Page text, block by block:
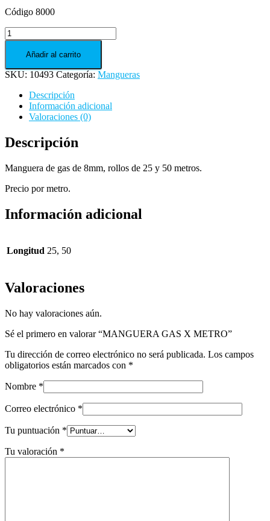
Código 8000
MANGUERA
GAS
cantidad
Añadir al carrito
SKU: 10493 Categoría: Mangueras
Descripción
Información adicional
Valoraciones (0)
Descripción
Manguera de gas de 8mm, rollos de 25 y 50 metros.
Precio por metro.
Información adicional
Longitud 25, 50
Valoraciones
No hay valoraciones aún.
Sé el primero en valorar “MANGUERA GAS X METRO”
Tu dirección de correo electrónico no será publicada. Los campos
obligatorios están marcados con *
Nombre *
Correo electrónico *
Tu puntuación *
Tu valoración *